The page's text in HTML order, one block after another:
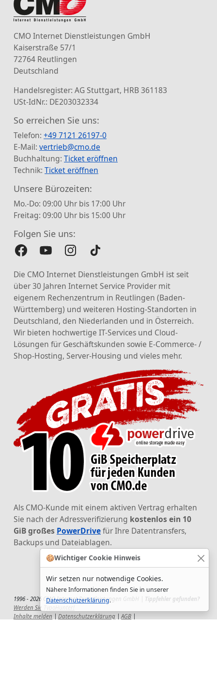
🍪Wichtiger Cookie Hinweis
Wir setzen nur notwendige Cookies.
Nähere Informationen finden Sie in unserer
Datenschutzerklärung.
CMO Internet Dienstleistungen GmbH
Kaiserstraße 57/1
72764 Reutlingen
Deutschland
Handelsregister: AG Stuttgart, HRB 361183
USt-IdNr.: DE203032334
So erreichen Sie uns:
Telefon: +49 7121 26197-0
E-Mail: vertrieb@cmo.de
Buchhaltung: Ticket eröffnen
Technik: Ticket eröffnen
Unsere Bürozeiten:
Mo.-Do: 09:00 Uhr bis 17:00 Uhr
Freitag: 09:00 Uhr bis 15:00 Uhr
Folgen Sie uns:
Die CMO Internet Dienstleistungen GmbH ist seit
über 30 Jahren Internet Service Provider mit
eigenem Rechenzentrum in Reutlingen (Baden-
Württemberg) und weiteren Hosting-Standorten in
Deutschland, den Niederlanden und in Österreich.
Wir bieten hochwertige IT-Services und Cloud-
Lösungen für Geschäftskunden sowie E-Commerce- /
Shop-Hosting, Server-Housing und vieles mehr.
Als CMO-Kunde mit einem aktiven Vertrag erhalten
Sie nach der Adressverifizierung kostenlos ein 10
GiB großes PowerDrivefür Ihre Datentransfers,
Backups und Dateiablagen.
1996 - 2026 CMO Internet Dienstleistungen GmbH | Tippfehler gefunden?
Werden Sie TypoHunter!
Inhalte melden
Datenschutzerklärung |AGB